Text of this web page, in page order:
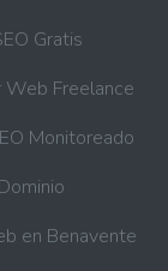
Gratis
Web Freelance
Monitoreado
en Benavente